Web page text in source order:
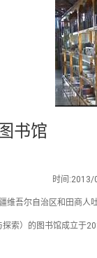
书馆
时间
吾尔自治区和田商人
索）的图书馆成立于